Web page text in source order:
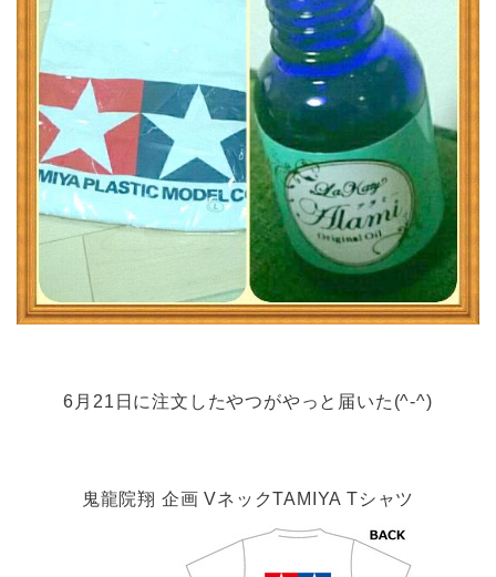
6月21日に注文したやつがやっと届いた(^-^)
鬼龍院翔 企画 VネックTAMIYA Tシャツ